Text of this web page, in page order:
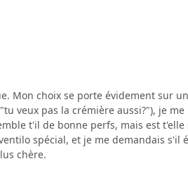
Mon choix se porte évidement sur
veux pas la crémière aussi?"), je
t'il de bonne perfs, mais est t'elle
ventilo spécial, et je me demandais
chère.